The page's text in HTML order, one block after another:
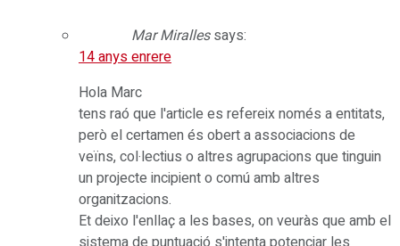
Mar Miralles says:
14 anys enrere
Hola Marc
tens raó que l'article es refereix només a entitats,
però el certamen és obert a associacions de
veïns, col·lectius o altres agrupacions que tinguin
un projecte incipient o comú amb altres
organitzacions.
Et deixo l'enllaç a les bases, on veuràs que amb el